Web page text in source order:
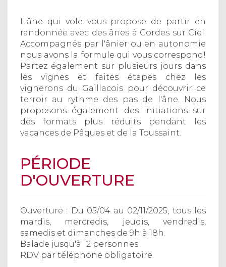
L'âne qui vole vous propose de partir en
randonnée avec des ânes à Cordes sur Ciel.
Accompagnés par l'ânier ou en autonomie
nous avons la formule qui vous correspond!
Partez également sur plusieurs jours dans
les vignes et faites étapes chez les
vignerons du Gaillacois pour découvrir ce
terroir au rythme des pas de l'âne. Nous
proposons également des initiations sur
des formats plus réduits pendant les
vacances de Pâques et de la Toussaint.
PÉRIODE
D'OUVERTURE
Ouverture : Du 05/04 au 02/11/2025, tous les
mardis, mercredis, jeudis, vendredis,
samedis et dimanches de 9h à 18h.
Balade jusqu'à 12 personnes.
RDV par téléphone obligatoire.